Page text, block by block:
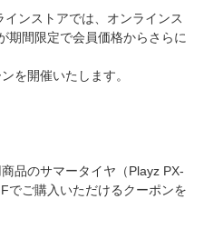
ンストアでは、オンラインス
期間限定で会員価格からさらに
を開催いたします。
品のサマータイヤ（Playz PX-
でご購入いただけるクーポンを